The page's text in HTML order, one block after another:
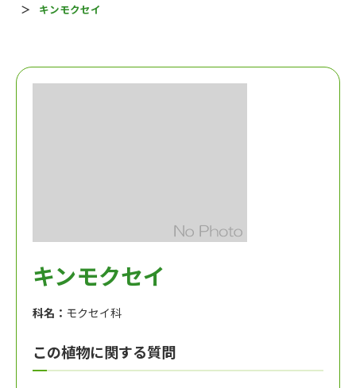
キンモクセイ
キンモクセイ
科名： モクセイ科
この植物に関する質問